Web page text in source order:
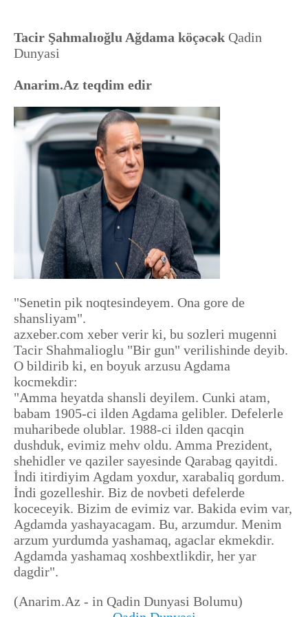
Tacir Şahmalıoğlu Ağdama köçəcək Qadin
Dunyasi
Anarim.Az teqdim edir
"Senetin pik noqtesindeyem. Ona gore de
shansliyam".
azxeber.com xeber verir ki, bu sozleri mugenni
Tacir Shahmalioglu "Bir gun" verilishinde deyib.
O bildirib ki, en boyuk arzusu Agdama
kocmekdir:
"Amma heyatda shansli deyilem. Cunki atam,
babam 1905-ci ilden Agdama gelibler. Defelerle
muharibede olublar. 1988-ci ilden qacqin
dushduk, evimiz mehv oldu. Amma Prezident,
shehidler ve qaziler sayesinde Qarabag qayitdi.
İndi itirdiyim Agdam yoxdur, xarabaliq gordum.
İndi gozelleshir. Biz de novbeti defelerde
koceceyik. Bizim de evimiz var. Bakida evim var,
Agdamda yashayacagam. Bu, arzumdur. Menim
arzum yurdumda yashamaq, agaclar ekmekdir.
Agdamda yashamaq xoshbextlikdir, her yar
dagdir".
(Anarim.Az - in Qadin Dunyasi Bolumu)